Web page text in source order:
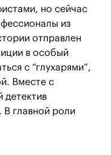
но сейчас
из
отправлен
в особый
с “глухарями”,
Вместе с
детектив
В главной роли